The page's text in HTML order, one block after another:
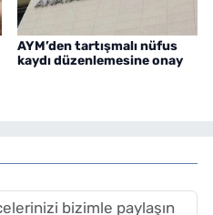
AYM’den tartışmalı nüfus
kaydı düzenlemesine onay